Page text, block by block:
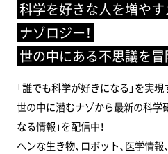
科学を好きな人を増やす
ナゾロジー！
世の中にある不思議を冒
「誰でも科学が好きになる」を実
世の中に潜むナゾから最新の科学
なる情報」を配信中！
ヘンな生き物、ロボット、医学情報